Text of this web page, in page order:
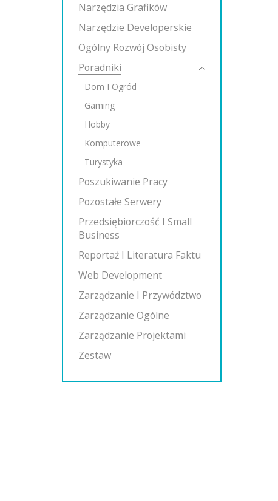
Narzędzia Grafików
Narzędzie Developerskie
Ogólny Rozwój Osobisty
Poradniki
Dom I Ogród
Gaming
Hobby
Komputerowe
Turystyka
Poszukiwanie Pracy
Pozostałe Serwery
Przedsiębiorczość I Small
Business
Reportaż I Literatura Faktu
Web Development
Zarządzanie I Przywództwo
Zarządzanie Ogólne
Zarządzanie Projektami
Zestaw